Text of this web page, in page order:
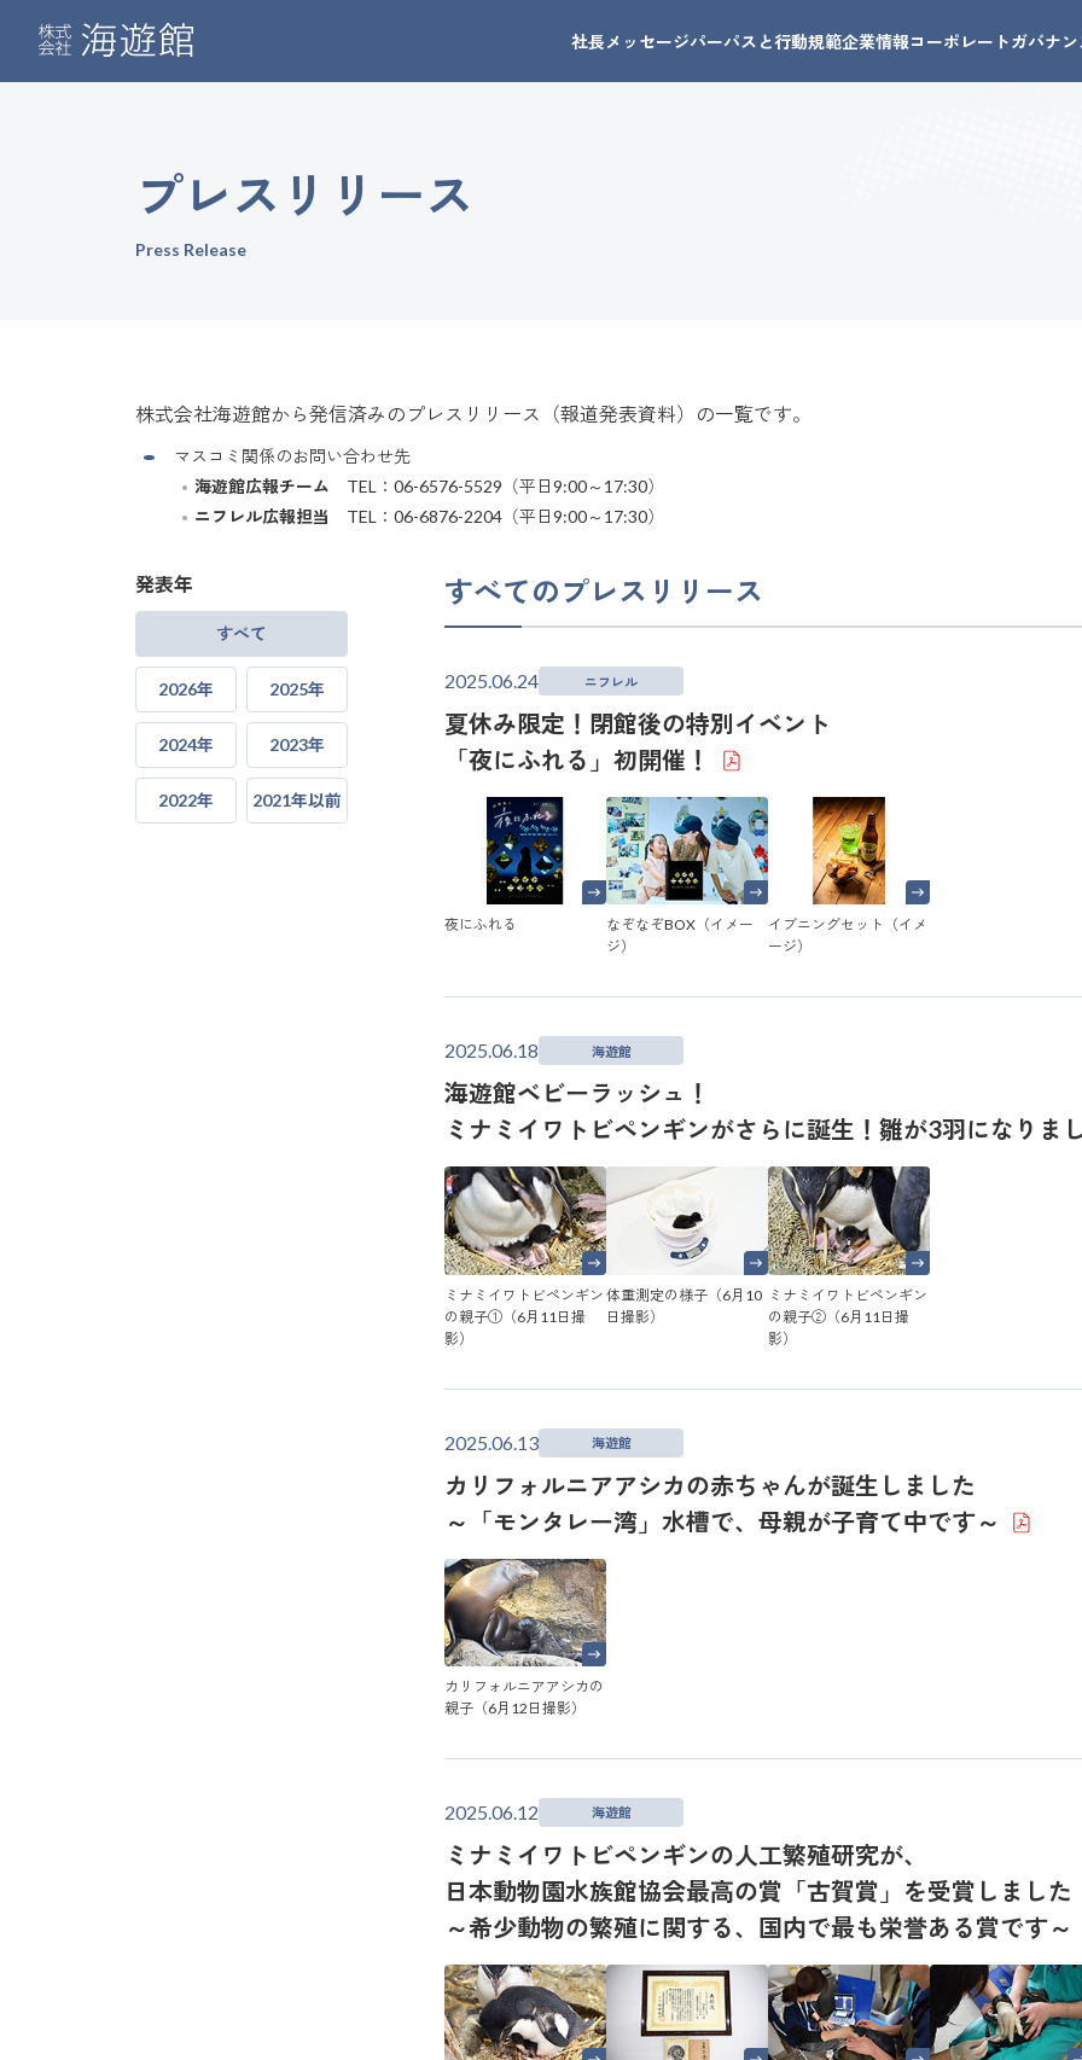
社長メッセージパーパスと行動規範企業情報コーポレートガバナン
プレスリリース
Press Release
株式会社海遊館から発信済みのプレスリリース（報道発表資料）の一覧です。
マスコミ関係のお問い合わせ先
海遊館広報チーム TEL：06-6576-5529（平日9:00～17:30）
ニフレル広報担当
TEL：06-6876-2204（平日9:00～17:30）
発表年
すべて
2026年 2025年
2024年 2023年
2022年 2021年以前
すべてのプレスリリース
2025.06.24 ニフレル
夏休み限定！閉館後の特別イベント
「夜にふれる」初開催！
夜にふれる
なぞなぞBOX（イメー
ジ）
イブニングセット（イメ
ージ）
2025.06.18 海遊館
海遊館ベビーラッシュ！
ミナミイワトビペンギンがさらに誕生！雛が3羽になりま
ミナミイワトビペンギン
の親子①（6月11日撮
影）
体重測定の様子（6月10
日撮影）
ミナミイワトビペンギン
の親子②（6月11日撮
影）
2025.06.13 海遊館
カリフォルニアアシカの赤ちゃんが誕生しました
～「モンタレー湾」水槽で、母親が子育て中です～
カリフォルニアアシカの
親子（6月12日撮影）
2025.06.12 海遊館
ミナミイワトビペンギンの人工繁殖研究が、
日本動物園水族館協会最高の賞「古賀賞」を受賞しました
～希少動物の繁殖に関する、国内で最も栄誉ある賞です～